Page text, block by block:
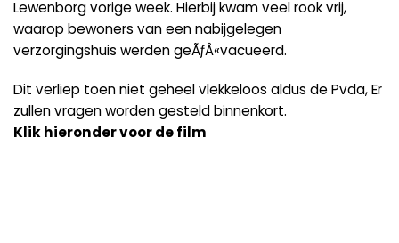
Lewenborg vorige week. Hierbij kwam veel rook vrij,
waarop bewoners van een nabijgelegen
verzorgingshuis werden geÃƒÂ«vacueerd.
Dit verliep toen niet geheel vlekkeloos aldus de Pvda, Er
zullen vragen worden gesteld binnenkort.
Klik hieronder voor de film